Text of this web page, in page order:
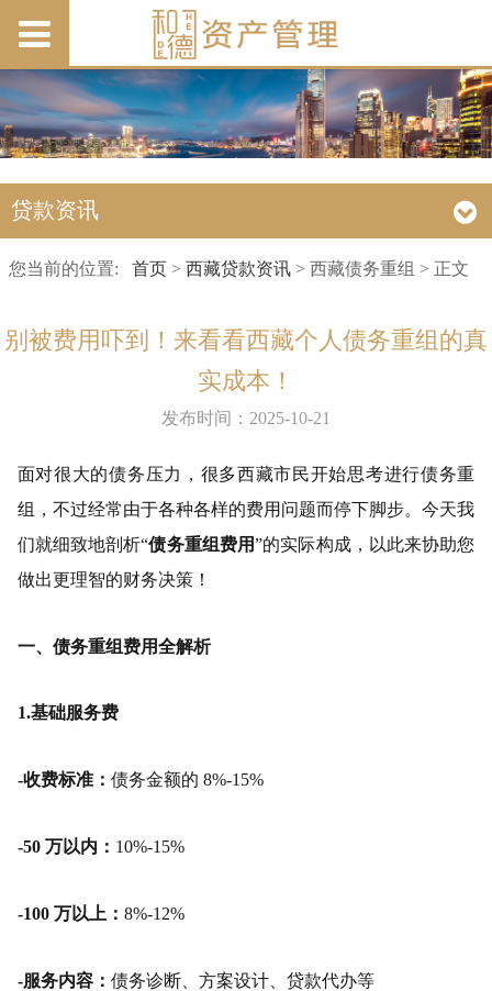
贷款资讯
您当前的位置: 首页> 西藏贷款资讯> 西藏债务重组 > 正文
别被费用吓到！来看看西藏个人债务重组的真
实成本！
发布时间：2025-10-21
面对很大的债务压力，很多西藏市民开始思考进行债务重
组，不过经常由于各种各样的费用问题而停下脚步。今天我
们就细致地剖析“债务重组费用”的实际构成，以此来协助您
做出更理智的财务决策！
一、债务重组费用全解析
1.基础服务费
-收费标准： 债务金额的 8%-15%
-50 万以内： 10%-15%
-100 万以上： 8%-12%
-服务内容： 债务诊断、方案设计、贷款代办等